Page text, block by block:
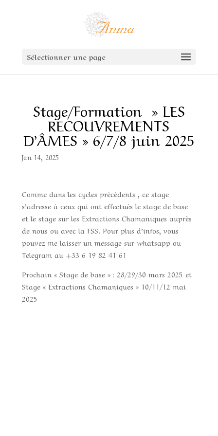
Sélectionner une page
Stage/Formation » LES
RECOUVREMENTS
D’ÂMES » 6/7/8 juin 2025
Jan 14, 2025
Comme dans les cycles précédents , ce stage
s’adresse à ceux qui ont effectués le stage de base
et le stage sur les Extractions Chamaniques auprès
de nous ou avec la FSS. Pour plus d’infos, vous
pouvez me laisser un message sur whatsapp ou
Telegram au +33 6 19 82 41 61
Prochain « Stage de base » : 28/29/30 mars 2025 et
Stage « Extractions Chamaniques » 10/11/12 mai
2025